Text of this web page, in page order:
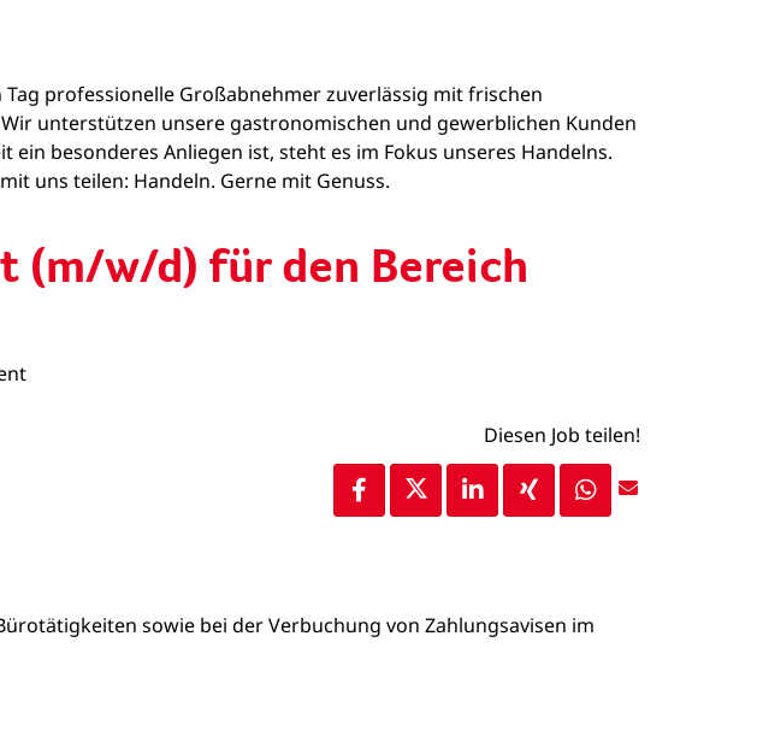
(m/w/d) für den Bereich
Diesen Job teilen!
professionelle Großabnehmer zuverlässig mit frischen
unterstützen unsere gastronomischen und gewerblichen Kunden
besonderes Anliegen ist, steht es im Fokus unseres Handelns.
uns teilen: Handeln. Gerne mit Genuss.
sowie bei der Verbuchung von Zahlungsavisen im